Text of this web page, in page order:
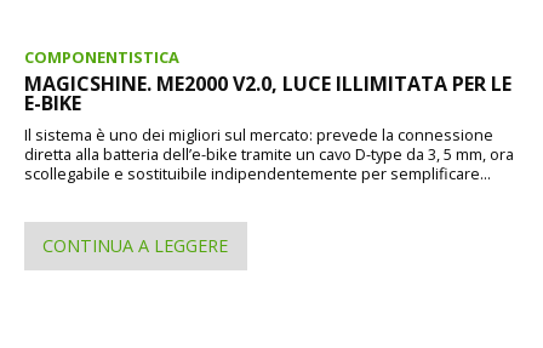
COMPONENTISTICA
MAGICSHINE. ME2000 V2.0, LUCE ILLIMITATA PER LE
E-BIKE
Il sistema è uno dei migliori sul mercato: prevede la connessione
diretta alla batteria dell’e-bike tramite un cavo D-type da 3, 5 mm, ora
scollegabile e sostituibile indipendentemente per semplificare...
CONTINUA A LEGGERE